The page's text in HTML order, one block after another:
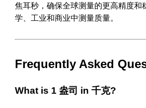
焦耳秒，确保全球测量的更高精度和
学、工业和商业中测量质量。
Frequently Asked
What is 1 盎司 in 千克?